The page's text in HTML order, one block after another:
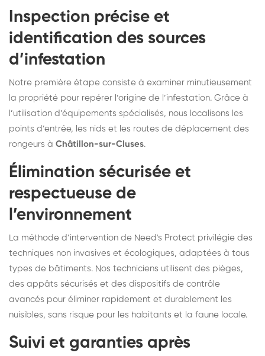
Inspection précise et
identification des sources
d’infestation
Notre première étape consiste à examiner minutieusement
la propriété pour repérer l’origine de l’infestation. Grâce à
l’utilisation d’équipements spécialisés, nous localisons les
points d’entrée, les nids et les routes de déplacement des
rongeurs à Châtillon-sur-Cluses.
Élimination sécurisée et
respectueuse de
l’environnement
La méthode d’intervention de Need's Protect privilégie des
techniques non invasives et écologiques, adaptées à tous
types de bâtiments. Nos techniciens utilisent des pièges,
des appâts sécurisés et des dispositifs de contrôle
avancés pour éliminer rapidement et durablement les
nuisibles, sans risque pour les habitants et la faune locale.
Suivi et garanties après